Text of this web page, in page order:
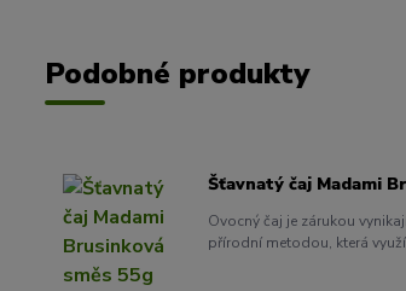
Podobné produkty
Šťavnatý čaj Madami
Ovocný čaj je zárukou
přírodní metodou, která